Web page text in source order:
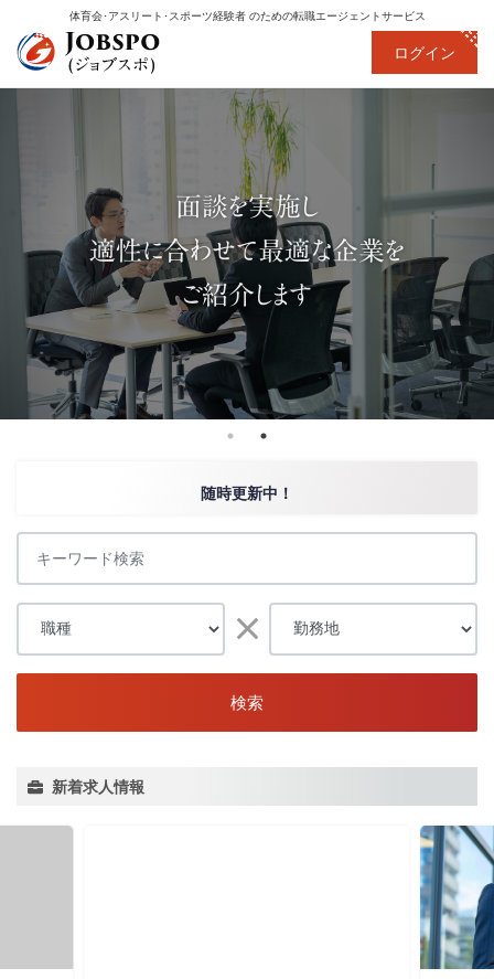
体育会･アスリート･スポーツ経験者のための転職エージェントサービス
ログイン
面談を実施し
適性に合わせて最適な企業を
ご紹介します
随時更新中！
検索
新着求人情報